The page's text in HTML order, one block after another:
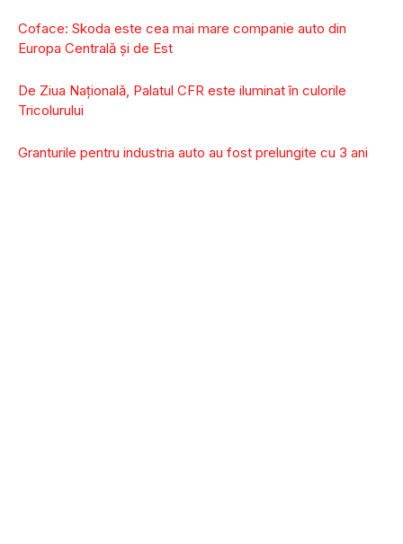
Coface: Skoda este cea mai mare companie auto din
Europa Centrală și de Est
De Ziua Națională, Palatul CFR este iluminat în culorile
Tricolurului
Granturile pentru industria auto au fost prelungite cu 3 ani